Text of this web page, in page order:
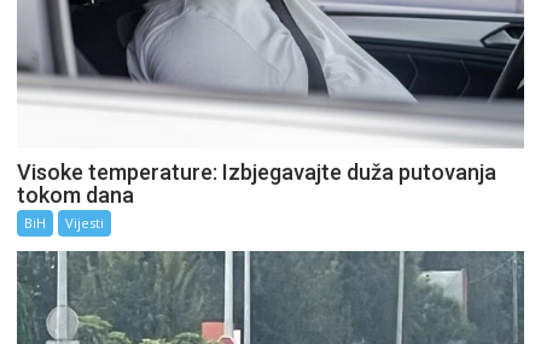
Visoke temperature: Izbjegavajte duža putovanja
tokom dana
BiH Vijesti